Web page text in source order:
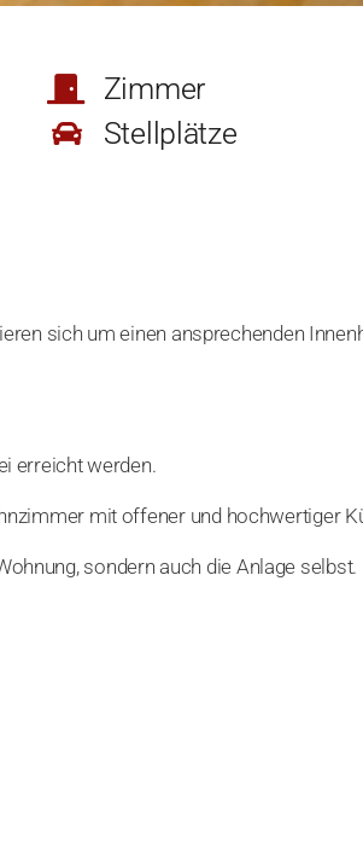
Zimmer
Stellplätze
sich um einen ansprechenden
erreicht werden.
mit offener und hochwertiger
sondern auch die Anlage selbst.